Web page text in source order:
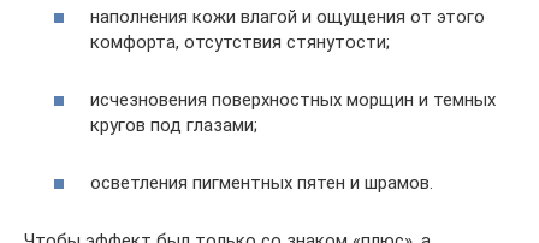
наполнения кожи влагой и ощущения от этого
комфорта, отсутствия стянутости;
исчезновения поверхностных морщин и темных
кругов под глазами;
осветления пигментных пятен и шрамов.